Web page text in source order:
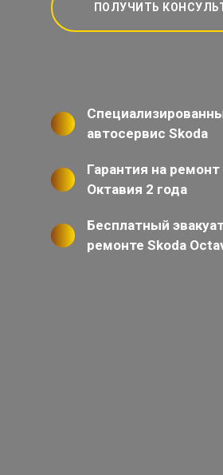
ПОЛУЧИТЬ
автосервис Skoda
Гарантия на
Октавия 2 года
Бесплатный
ремонте Skoda